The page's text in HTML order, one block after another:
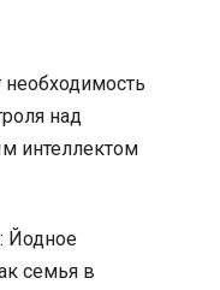
над
интеллектом
Йодное
семья в